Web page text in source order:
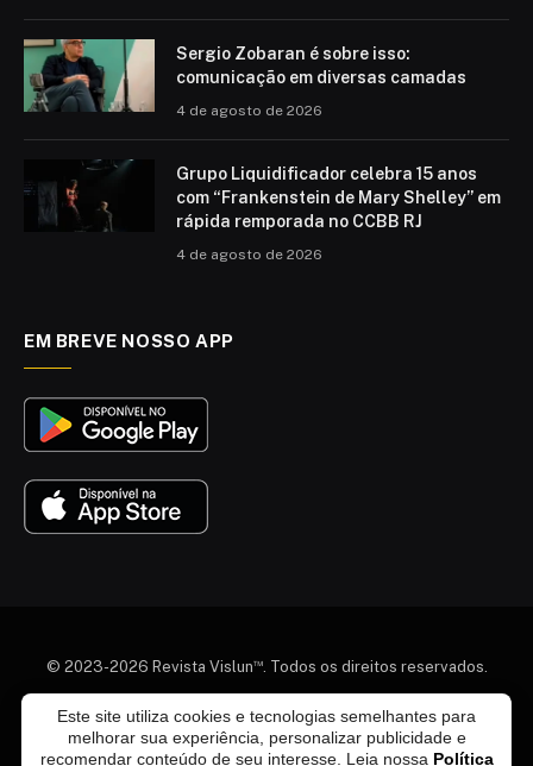
Este site utiliza cookies e tecnologias semelhantes para
melhorar sua experiência, personalizar publicidade e
recomendar conteúdo de seu interesse. Leia nossa Política
Sergio Zobaran é sobre isso:
comunicação em diversas camadas
4 de agosto de 2026
Grupo Liquidificador celebra 15 anos
com “Frankenstein de Mary Shelley” em
rápida remporada no CCBB RJ
4 de agosto de 2026
EM BREVE NOSSO APP
© 2023-2026 Revista Vislun™. Todos os direitos reservados.
Quem somos Colaboradores
Agenda Cultural
Termos e Condições
Política de Privacidade